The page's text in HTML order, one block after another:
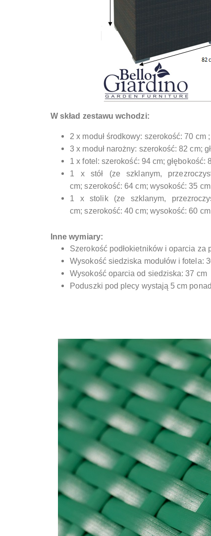
W skład zestawu wchodzi:
2 x moduł środkowy: szerokość: 70 cm
3 x moduł narożny: szerokość: 82 cm;
1 x fotel: szerokość: 94 cm; głębokość:
1 x stół (ze szklanym,
cm; szerokość: 64 cm; wysokość: 35 cm
1 x stolik (ze szklanym,
cm; szerokość: 40 cm; wysokość: 60 cm
Inne wymiary:
Szerokość podłokietników i oparcia za
Wysokość siedziska modułów i fotela:
Wysokość oparcia od siedziska: 37 cm
Poduszki pod plecy wystają 5 cm